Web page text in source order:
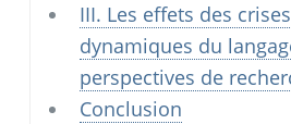
III. Les effets des
dynamiques du
perspectives de
Conclusion